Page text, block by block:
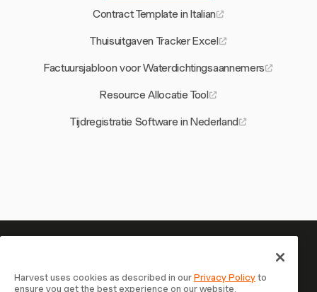
Contract Template in Italian
Thuisuitgaven Tracker Excel
Factuursjabloon voor Waterdichtingsaannemers
Resource Allocatie Tool
Tijdregistratie Software in Nederland
Je tijd is het waard om bij te
houden — begin nu
Harvest uses cookies as described in ourPrivacy Policyto
ensure you get the best experience on our website.